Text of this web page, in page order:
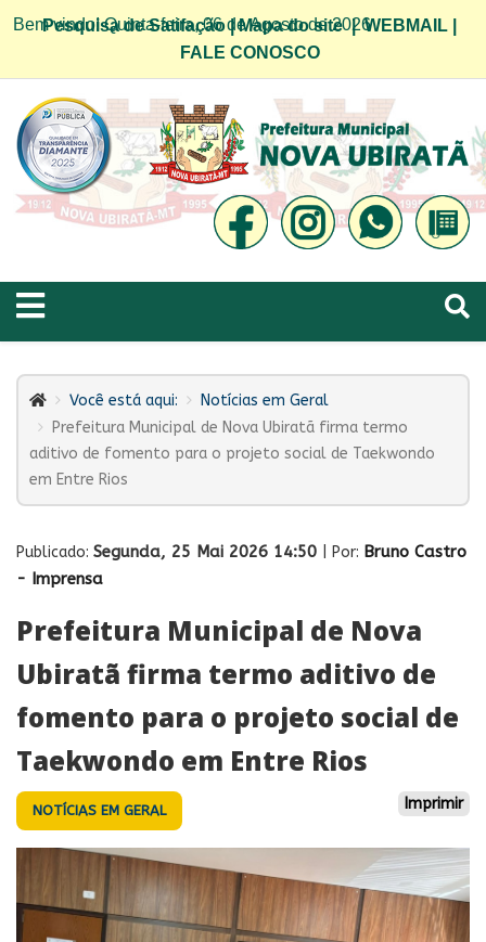
Bem vindo! Quinta-feira, 06 de Agosto de 2026
Pesquisa de Satifação|Mapa do site|WEBMAIL
FALE CONOSCO
Você está aqui:
Notícias em Geral
Prefeitura Municipal de Nova Ubiratã firma termo
aditivo de fomento para o projeto social de Taekwondo
em Entre Rios
Publicado: Segunda, 25 Mai 2026 14:50 | Por: Bruno Castro
- Imprensa
Prefeitura Municipal de Nova
Ubiratã firma termo aditivo de
fomento para o projeto social de
Taekwondo em Entre Rios
NOTÍCIAS EM GERAL Imprimir